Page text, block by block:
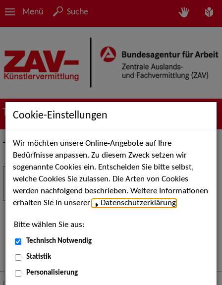
Menü Suche
Termine
Termine
Stuttgart Street Art
Kunst, Live-Acts und Aktionen für Kinder und
Familien. Die Stuttgart Street Art verwandelt den
eine große Open-Air-Bühne voller Akrobatik, Tanz,
Musik und beeindruckender Live-Performances.
Mehr
18
JUL
Cookie-Einstellungen
Wir möchten unsere Online-Angebote auf Ihre
Bedürfnisse anpassen. Zu diesem Zweck setzen wir
sogenannte Cookies ein. Entscheiden Sie bitte selbst,
welche Cookies Sie zulassen. Die Arten von Cookies
werden nachfolgend beschrieben. Weitere Informationen
erhalten Sie in unserer
Datenschutzerklärung
Bitte wählen Sie aus:
Technisch Notwendig
Statistik
Personalisierung